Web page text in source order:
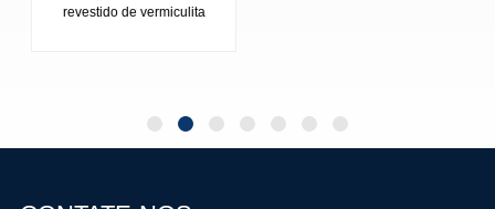
revestido de vermiculita